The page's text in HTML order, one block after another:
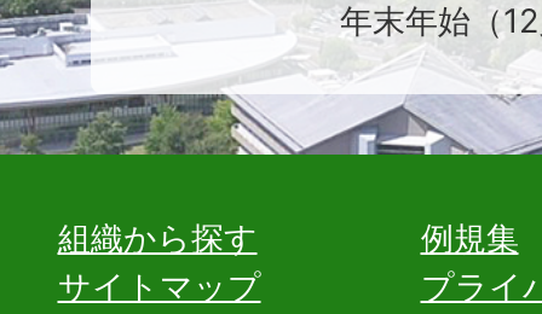
年末年始（
組織から探す
例規集
サイトマップ
プライ